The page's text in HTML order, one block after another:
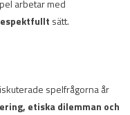
arbetar med
sätt.
spelfrågorna år
etiska dilemman och